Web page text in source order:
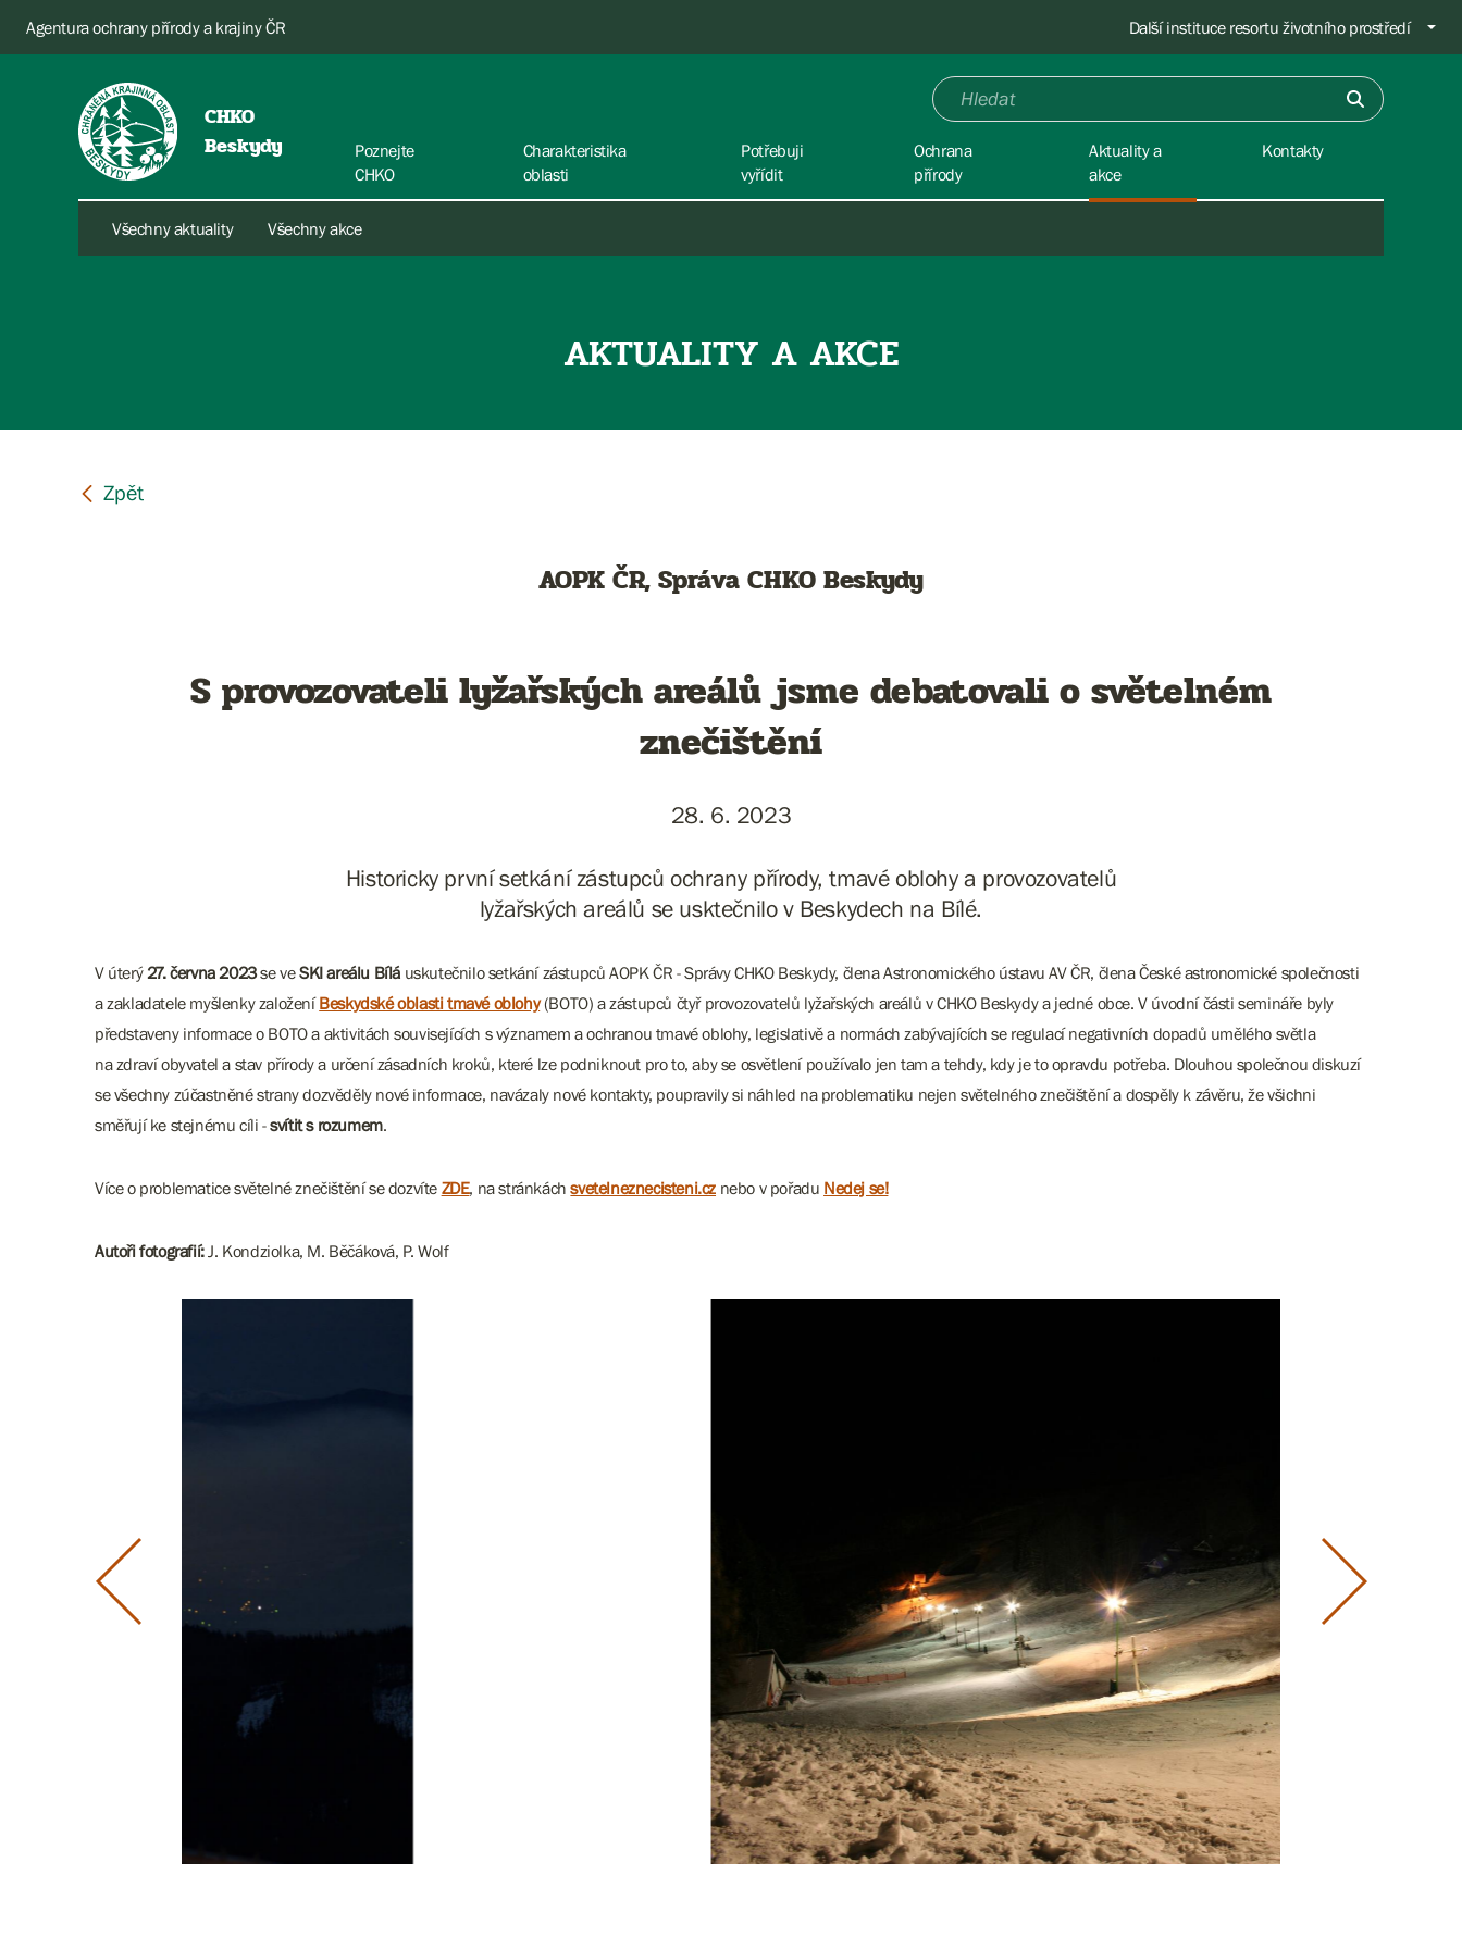
Agentura ochrany přírody a krajiny ČR Další instituce resortu životního prostředí
CHKO
Beskydy
Poznejte
CHKO
Charakteristika
oblasti
Potřebuji
vyřídit
Ochrana
přírody
Aktuality a
akce
Všechny aktuality Všechny akce
Kontakty
AKTUALITY A AKCE
AOPK ČR, Správa CHKO Beskydy
S provozovateli lyžařských areálů jsme debatovali o světelném
znečištění
28. 6. 2023
Historicky první setkání zástupců ochrany přírody, tmavé oblohy a provozovatelů
lyžařských areálů se usktečnilo v Beskydech na Bílé.
V úterý27. června 2023se veSKI areálu Bílá uskutečnilo setkání zástupců AOPK ČR - Správy CHKO Beskydy, člena Astronomického ústavu AV ČR, člena České astronomické společnosti
a zakladatele myšlenky založeníBeskydské oblasti tmavé oblohy (BOTO) a zástupců čtyř provozovatelů lyžařských areálů v CHKO Beskydy a jedné obce. V úvodní části semináře byly
představeny informace o BOTO a aktivitách souvisejících s významem a ochranou tmavé oblohy, legislativě a normách zabývajících se regulací negativních dopadů umělého světla
na zdraví obyvatel a stav přírody a určení zásadních kroků, které lze podniknout pro to, aby se osvětlení používalo jen tam a tehdy, kdy je to opravdu potřeba. Dlouhou společnou diskuzí
se všechny zúčastněné strany dozvěděly nové informace, navázaly nové kontakty, poupravily si náhled na problematiku nejen světelného znečištění a dospěly k závěru, že všichni
směřují ke stejnému cíli -svítit s rozumem.
Více o problematice světelné znečištění se dozvíte ZDE, na stránkáchsvetelneznecisteni.cz nebo v pořadu Nedej se!
Autoři fotografií:J. Kondziolka, M. Běčáková, P. Wolf